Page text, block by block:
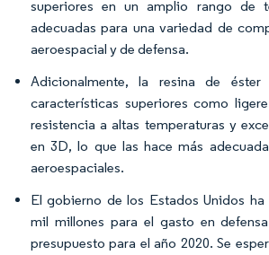
superiores en un amplio rango de
adecuadas para una variedad de
aeroespacial y de defensa.
Adicionalmente, la resina de
características superiores como
resistencia a altas temperaturas y
en 3D, lo que las hace más
aeroespaciales.
El gobierno de los Estados Unidos ha
mil millones para el gasto en
presupuesto para el año 2020. Se